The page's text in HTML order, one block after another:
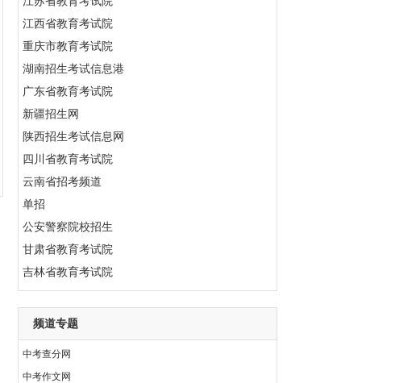
江西省教育考试院
重庆市教育考试院
湖南招生考试信息港
广东省教育考试院
新疆招生网
陕西招生考试信息网
四川省教育考试院
云南省招考频道
单招
公安警察院校招生
甘肃省教育考试院
吉林省教育考试院
频道专题
中考查分网
中考作文网